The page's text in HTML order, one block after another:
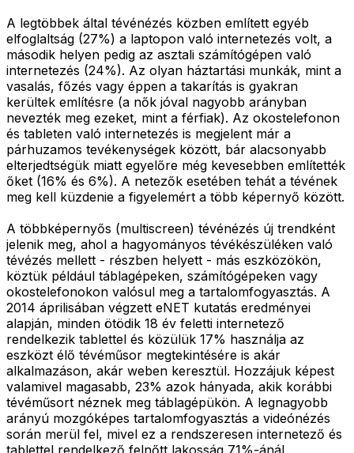
A legtöbbek által tévénézés közben említett egyéb
elfoglaltság (27%) a laptopon való internetezés volt, a
második helyen pedig az asztali számítógépen való
internetezés (24%). Az olyan háztartási munkák, mint a
vasalás, főzés vagy éppen a takarítás is gyakran
kerültek említésre (a nők jóval nagyobb arányban
nevezték meg ezeket, mint a férfiak). Az okostelefonon
és tableten való internetezés is megjelent már a
párhuzamos tevékenységek között, bár alacsonyabb
elterjedtségük miatt egyelőre még kevesebben említették
őket (16% és 6%). A netezők esetében tehát a tévének
meg kell küzdenie a figyelemért a több képernyő között.
A többképernyős (multiscreen) tévénézés új trendként
jelenik meg, ahol a hagyományos tévékészüléken való
tévézés mellett - részben helyett - más eszközökön,
köztük például táblagépeken, számítógépeken vagy
okostelefonokon valósul meg a tartalomfogyasztás. A
2014 áprilisában végzett eNET kutatás eredményei
alapján, minden ötödik 18 év feletti internetező
rendelkezik tablettel és közülük 17% használja az
eszközt élő tévéműsor megtekintésére is akár
alkalmazáson, akár weben keresztül. Hozzájuk képest
valamivel magasabb, 23% azok hányada, akik korábbi
tévéműsort néznek meg táblagépükön. A legnagyobb
arányú mozgóképes tartalomfogyasztás a videónézés
során merül fel, mivel ez a rendszeresen internetező és
tablettel rendelkező felnőtt lakosság 71%-ánál